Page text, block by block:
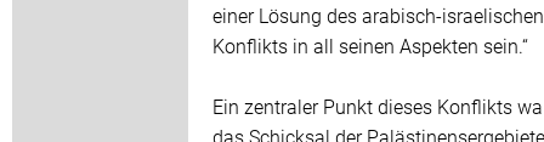
einer Lösung des arabisch-israelischen
Konflikts in all seinen Aspekten sein.“
Ein zentraler Punkt dieses Konflikts